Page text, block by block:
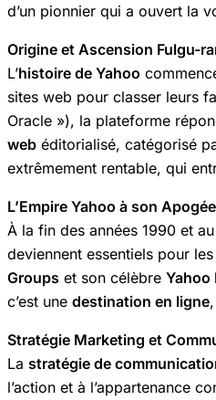
d’un pionnier qui a ouvert la
Origine et Ascension Fulgu-
L’histoire de Yahoo
sites web pour classer leurs
Oracle »), la plateforme
web éditorialisé, catégorisé
extrêmement rentable, qui
L’Empire Yahoo à son Apogée
À la fin des années 1990 et
deviennent essentiels pour
Groups et son célèbre Yahoo
c’est une destination en ligne
Stratégie Marketing et
La stratégie de
l’action et à l’appartenance